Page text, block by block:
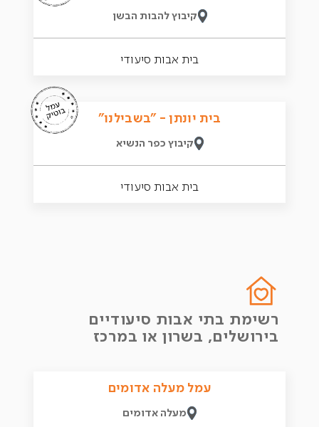
קיבוץ להבות הבשן
בית אבות סיעודי
בית יונתן - "בשבילנו"
קיבוץ כפר הנשיא
בית אבות סיעודי
רשימת בתי אבות סיעודיים
בירושלים, בשרון או במרכז
עמל מעלה אדומים
מעלה אדומים